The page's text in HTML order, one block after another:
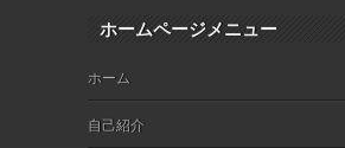
ホームページメニュー
ホーム
自己紹介